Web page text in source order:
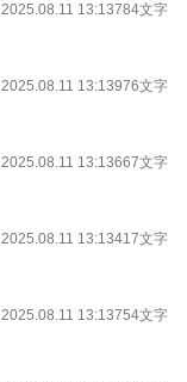
2025.08.11 13:13784文字
2025.08.11 13:13976文字
2025.08.11 13:13667文字
2025.08.11 13:13417文字
2025.08.11 13:13754文字